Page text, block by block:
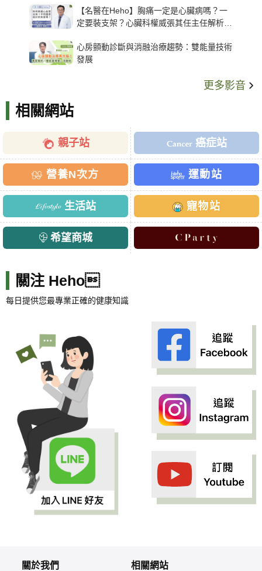
【名醫在Heho】胸痛一定是心臟病嗎？一
定要裝支架？心臟科權威張其任主任解析支
心房顫動診斷與消融治療趨勢：雙能量技術
發展
更多影音
相關網站
親子站 癌症站
營養N次方 運動站
生活站 寵物站
希望商城
關注 Heho
每日提供您最專業正確的健康知識
關於我們 相關網站